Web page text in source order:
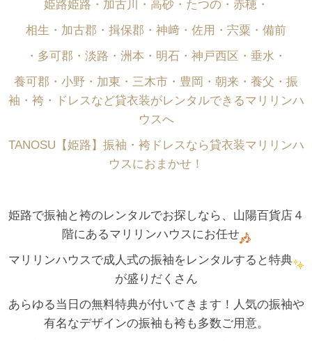
姫路姫路・加古川・高砂・たつの・赤穂・
相生・加古郡・揖保郡・神﨑・佐用・宍粟・備前
・多可郡・淡路・洲本・明石・神戸西区・垂水・
養可郡・小野・加東・三木市・豊岡・朝来・養父・振
袖・袴・ドレスなど貸衣装がレンタルできるマリリンハ
ウスへ
TANOSU【姫路】振袖・袴ドレスなら貸衣装マリリンハ
ウスにおまかせ！
姫路で振袖と袴のレンタルでお探しなら、山陽百貨店４
階にあるマリリンハウスにお任せ
マリリンハウスで成人式の振袖をレンタルすると特典
が盛りだくさん
あらゆる当日の無料特典が付いてきます！人気の振袖や
有名なデザインの振袖も袴も多数ご用意。